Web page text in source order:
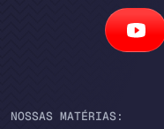
NOSSAS MATÉRIAS: